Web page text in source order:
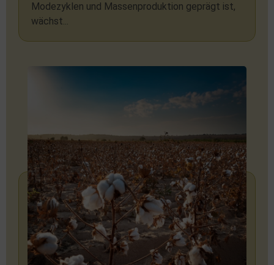
Modezyklen und Massenproduktion geprägt ist,
wächst...